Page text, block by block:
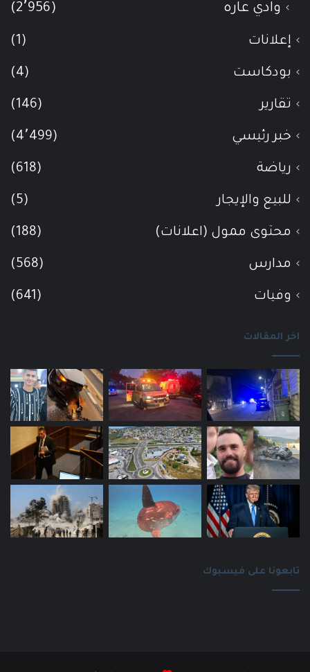
وادي عاره (2٬956)
إعلانات (1)
بودكاست (4)
تقارير (146)
خبر رئيسي (4٬499)
رياضة (618)
للبيع والإيجار (5)
محتوى ممول (اعلانات) (188)
مدارس (568)
وفيات (641)
اخر المقالات
تابعونا على فيسبوك